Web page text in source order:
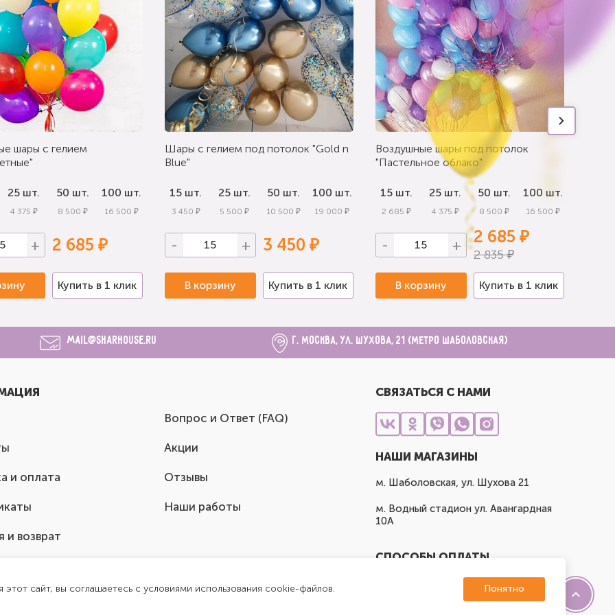
шары с гелием
25 шт.
4 375 ₽
50 шт.
8 500 ₽
100 шт.
16 500 ₽
+ 2 685 ₽
Купить в 1 клик
Шары с гелием под потолок "Gold n
Blue"
15 шт.
3 450 ₽
25 шт.
5 500 ₽
50 шт.
10 500 ₽
100 шт.
19 000 ₽
- + 3 450 ₽
В корзину Купить в 1 клик
Воздушные шары под потолок
"Пастельное облако"
15 шт.
2 685 ₽
25 шт.
4 375 ₽
50 шт.
8 500 ₽
100 шт.
16 500 ₽
- + 2 685 ₽
2 835 ₽
В корзину Купить в 1 клик
mail@sharhouse.ru г. Москва, ул. Шухова, 21 (метро Шаболовская)
и оплата
и возврат
Вопрос и Ответ (FAQ)
Акции
Отзывы
Наши работы
СВЯЗАТЬСЯ С НАМИ
НАШИ МАГАЗИНЫ
м. Шаболовская, ул. Шухова 21
м. Водный стадион ул. Авангардная
10А
СПОСОБЫ ОПЛАТЫ
сайт, вы соглашаетесь с условиями использования cookie-файлов. Понятно